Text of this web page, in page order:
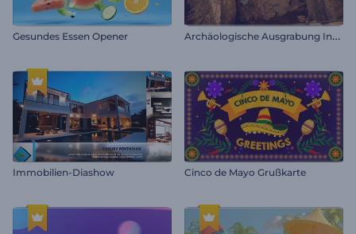
Gesundes Essen Opener A
rchäologische Ausgrabung Intro
Immobilien-Diashow Cinco de Mayo Grußkarte